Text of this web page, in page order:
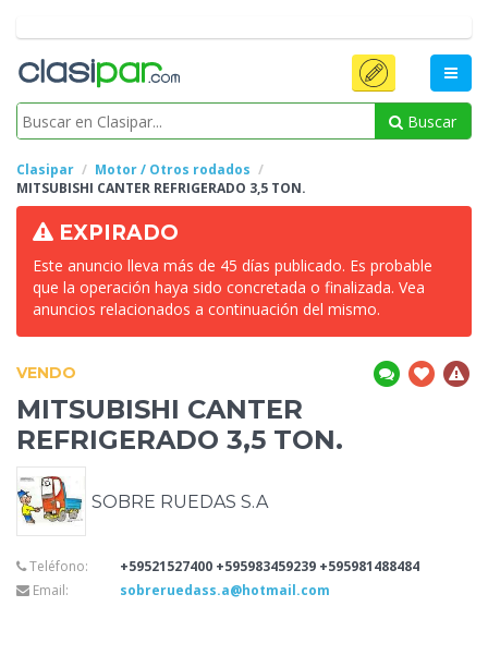
Buscar
Clasipar
Motor / Otros rodados
MITSUBISHI CANTER REFRIGERADO 3,5 TON.
EXPIRADO
Este anuncio lleva más de 45 días publicado. Es probable
que la operación haya sido concretada o finalizada. Vea
anuncios relacionados a continuación del mismo.
VENDO
MITSUBISHI CANTER
REFRIGERADO 3,5 TON.
SOBRE RUEDAS S.A
Teléfono:
+59521527400 +595983459239 +595981488484
Email:
sobreruedass.a@hotmail.com